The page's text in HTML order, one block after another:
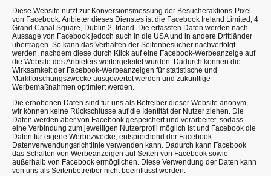
Diese Website nutzt zur Konversionsmessung der Besucheraktions-Pixel
von Facebook. Anbieter dieses Dienstes ist die Facebook Ireland Limited, 4
Grand Canal Square, Dublin 2, Irland. Die erfassten Daten werden nach
Aussage von Facebook jedoch auch in die USA und in andere Drittländer
übertragen. So kann das Verhalten der Seitenbesucher nachverfolgt
werden, nachdem diese durch Klick auf eine Facebook-Werbeanzeige auf
die Website des Anbieters weitergeleitet wurden. Dadurch können die
Wirksamkeit der Facebook-Werbeanzeigen für statistische und
Marktforschungszwecke ausgewertet werden und zukünftige
Werbemaßnahmen optimiert werden.
Die erhobenen Daten sind für uns als Betreiber dieser Website anonym,
wir können keine Rückschlüsse auf die Identität der Nutzer ziehen. Die
Daten werden aber von Facebook gespeichert und verarbeitet, sodass
eine Verbindung zum jeweiligen Nutzerprofil möglich ist und Facebook die
Daten für eigene Werbezwecke, entsprechend der Facebook-
Datenverwendungsrichtlinie verwenden kann. Dadurch kann Facebook
das Schalten von Werbeanzeigen auf Seiten von Facebook sowie
außerhalb von Facebook ermöglichen. Diese Verwendung der Daten kann
von uns als Seitenbetreiber nicht beeinflusst werden.